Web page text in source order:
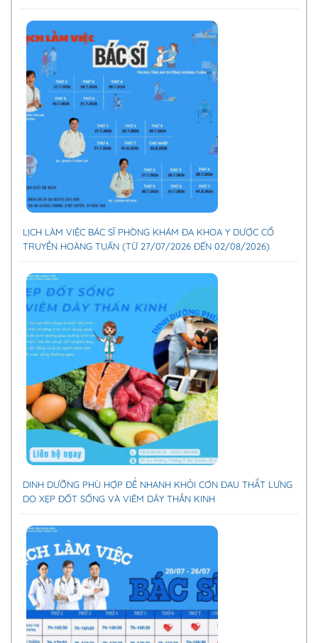
LỊCH LÀM VIỆC BÁC SĨ PHÒNG KHÁM ĐA KHOA Y DƯỢC CỔ
TRUYỀN HOÀNG TUẤN (TỪ 27/07/2026 ĐẾN 02/08/2026)
DINH DƯỠNG PHÙ HỢP ĐỂ NHANH KHỎI CƠN ĐAU THẮT LƯNG
DO XẸP ĐỐT SỐNG VÀ VIÊM DÂY THẦN KINH